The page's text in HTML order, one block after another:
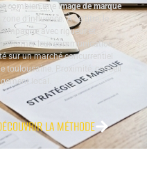
combien une image de marque
d’influence. À ce titre, le
avec rigueur et
leur communication,
sur un marché concurrentiel
toulousaine. Proximité, conseil
local.
LA MÉTHODE